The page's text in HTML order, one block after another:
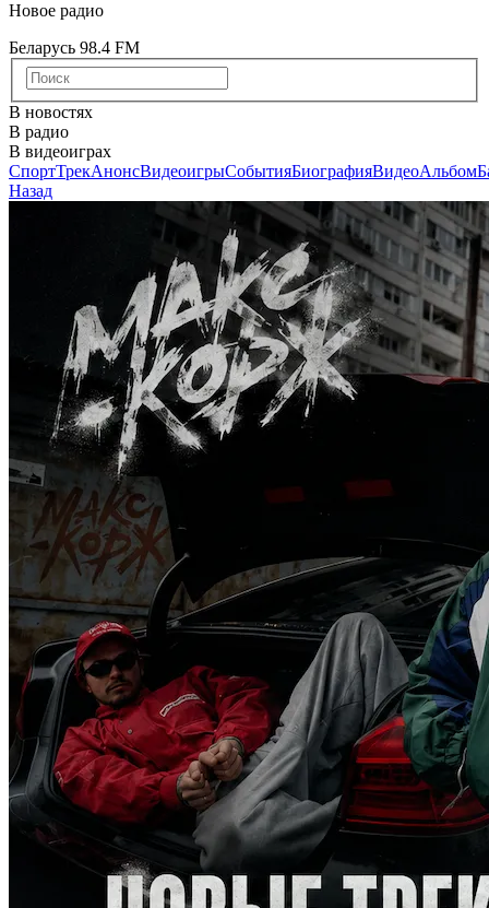
Новое радио
Беларусь 98.4 FM
В новостях
В радио
В видеоиграх
СпортТрекАнонсВидеоигрыСобытияБиографияВидеоАльбом
Назад